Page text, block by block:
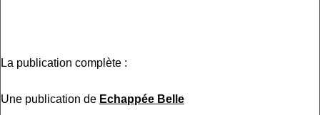
La publication complète :
Une publication de Echappée Belle